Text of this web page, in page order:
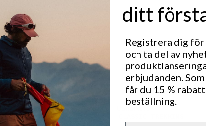
vatten-
gör
De
under
har en
ficka.
Utmärkt för
ditt
Registrera dig
och ta del av
erbjudanden.
får du 15 %
beställning.